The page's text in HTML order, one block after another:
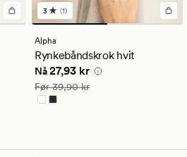
1
anmeldelser
med
en
gjennomsnittlig
vurdering
på
3
3 (1)
Alpha
Rynkebåndskrok hvit
Nåværende pris
Nå27,93 kr
Vanlig pris 39,90 kr
Før39,90 kr